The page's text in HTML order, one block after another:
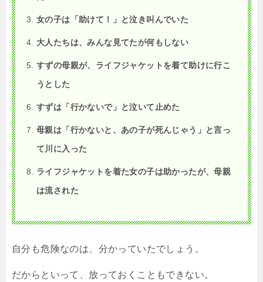
女の子は「助けて！」と泣き叫んでいた
大人たちは、みんな見てたが何もしない
すずの母親が、ライフジャケットを着て助けに行こ
うとした
すずは「行かないで」と泣いて止めた
母親は「行かないと、あの子が死んじゃう」と言っ
て川に入った
ライフジャケットを着た女の子は助かったが、母親
は流された
自分も危険なのは、分かっていたでしょう。
だからといって、放っておくこともできない。